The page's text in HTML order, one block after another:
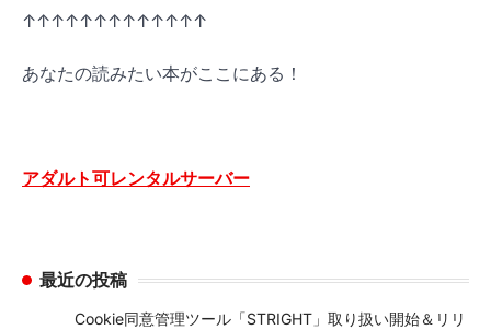
↑↑↑↑↑↑↑↑↑↑↑↑↑
あなたの読みたい本がここにある！
アダルト可レンタルサーバー
最近の投稿
Cookie同意管理ツール「STRIGHT」取り扱い開始＆リリ